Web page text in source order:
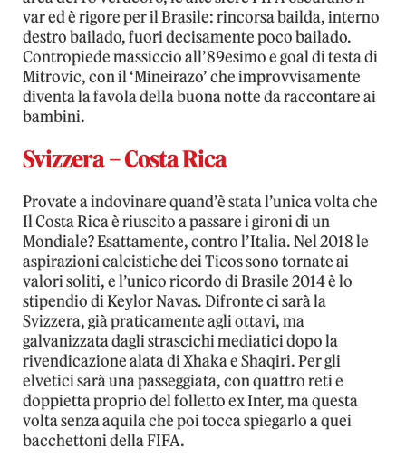
var ed è rigore per il Brasile: rincorsa bailda, interno
destro bailado, fuori decisamente poco bailado.
Contropiede massiccio all’89esimo e goal di testa di
Mitrovic, con il ‘Mineirazo’ che improvvisamente
diventa la favola della buona notte da raccontare ai
bambini.
Svizzera – Costa Rica
Provate a indovinare quand’è stata l’unica volta che
Il Costa Rica è riuscito a passare i gironi di un
Mondiale? Esattamente, contro l’Italia. Nel 2018 le
aspirazioni calcistiche dei Ticos sono tornate ai
valori soliti, e l’unico ricordo di Brasile 2014 è lo
stipendio di Keylor Navas. Difronte ci sarà la
Svizzera, già praticamente agli ottavi, ma
galvanizzata dagli strascichi mediatici dopo la
rivendicazione alata di Xhaka e Shaqiri. Per gli
elvetici sarà una passeggiata, con quattro reti e
doppietta proprio del folletto ex Inter, ma questa
volta senza aquila che poi tocca spiegarlo a quei
bacchettoni della FIFA.